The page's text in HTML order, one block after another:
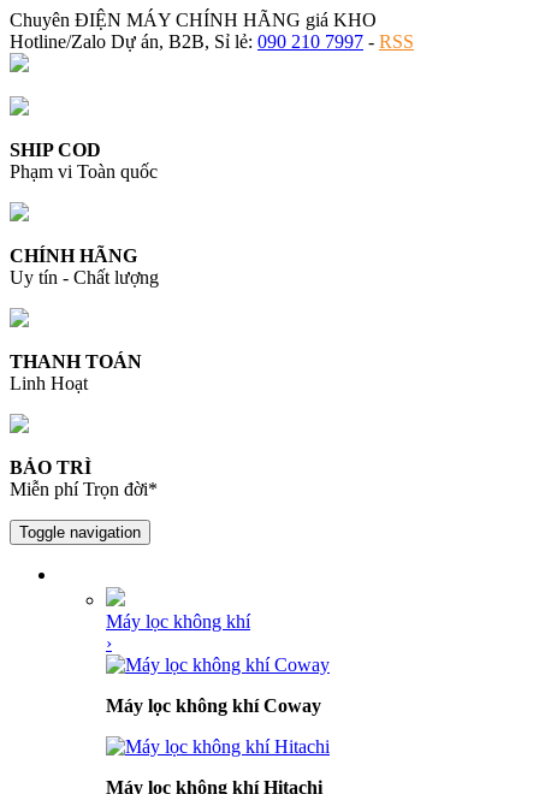
Chuyên ĐIỆN MÁY CHÍNH HÃNG giá KHO
Hotline/Zalo Dự án, B2B, Sỉ lẻ: 090 210 7997 - RSS
SHIP COD
Phạm vi Toàn quốc
CHÍNH HÃNG
Uy tín - Chất lượng
THANH TOÁN
Linh Hoạt
BẢO TRÌ
Miễn phí Trọn đời*
Toggle navigation
Máy lọc không khí
›
Máy lọc không khí Coway
Máy lọc không khí Hitachi